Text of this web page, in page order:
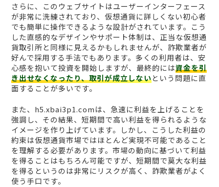
さらに、このウェブサイトはユーザーインターフェース
が非常に洗練されており、仮想通貨に詳しくない初心者
でも簡単に操作できるような設計がされています。こう
した直感的なデザインやサポート体制は、正当な仮想通
貨取引所と同様に見えるかもしれませんが、詐欺業者が
好んで採用する手法でもあります。多くの利用者は、安
心感を抱いて投資を開始しますが、最終的には資金を引
き出せなくなったり、取引が成立しないという問題に直
面することが多いです。
また、h5.xbai3p1.comは、急速に利益を上げることを
強調し、その結果、短期間で高い利益を得られるような
イメージを作り上げています。しかし、こうした利益の
約束は仮想通貨市場ではほとんど実現不可能であること
を理解する必要があります。市場の動向に基づいて利益
を得ることはもちろん可能ですが、短期間で莫大な利益
を得るというのは非常にリスクが高く、詐欺業者がよく
使う手口です。